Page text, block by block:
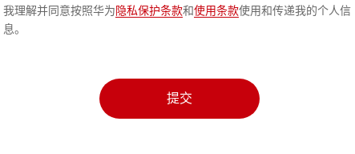
我理解并同意按照华为隐私保护条款和使用条款使用和传递我的个人信
息。
提交